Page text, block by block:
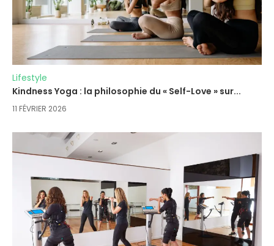
Lifestyle
Kindness Yoga : la philosophie du « Self-Love » sur...
11 FÉVRIER 2026